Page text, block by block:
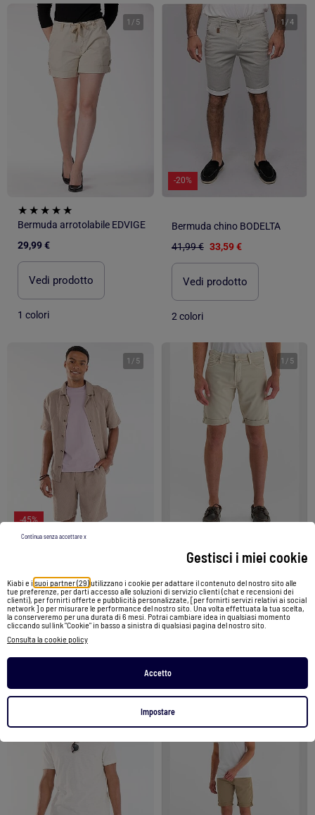
Gestisci i miei cookie
Kiabi e isuoi partner (29)utilizzano i cookie per adattare il contenuto del nostro sito alle
tue preferenze, per darti accesso alle soluzioni di servizio clienti (chat e recensioni dei
clienti), per fornirti offerte e pubblicità personalizzate, [per fornirti servizi relativi ai social
network ] o per misurare le performance del nostro sito. Una volta effettuata la tua scelta,
la conserveremo per una durata di 6 mesi. Potrai cambiare idea in qualsiasi momento
cliccando sul link "Cookie" in basso a sinistra di qualsiasi pagina del nostro sito.
Consulta la cookie policy
Accetto
Impostare
Continua senza accettare x
1 / 5
Bermuda arrotolabile EDVIGE
29,99 €
Vedi prodotto
1 colori
1 /4
-20%
Bermuda chino BODELTA
41,99 € 33,59 €
Vedi prodotto
2 colori
1 / 5
-45%
20,00 € 11,00 €
Vedi prodotto
1 / 5
Bermuda ARVID
84,99 €
Vedi prodotto
1 colori
1/5 1/5